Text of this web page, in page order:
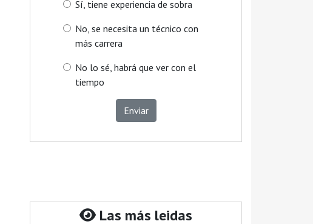
Sí, tiene experiencia de sobra
No, se necesita un técnico con
más carrera
No lo sé, habrá que ver con el
tiempo
Enviar
Las más leidas